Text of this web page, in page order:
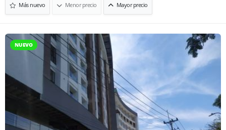
Más nuevo Menor precio Mayor precio
NUEVO